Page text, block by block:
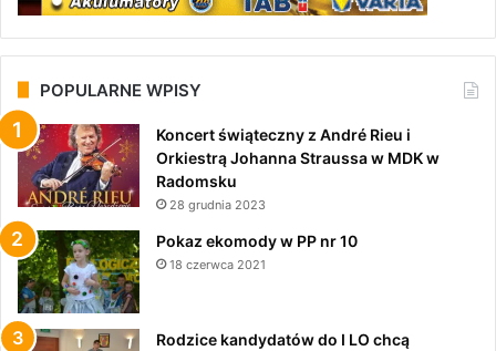
POPULARNE WPISY
Koncert świąteczny z André Rieu i
Orkiestrą Johanna Straussa w MDK w
Radomsku
28 grudnia 2023
Pokaz ekomody w PP nr 10
18 czerwca 2021
Rodzice kandydatów do I LO chcą